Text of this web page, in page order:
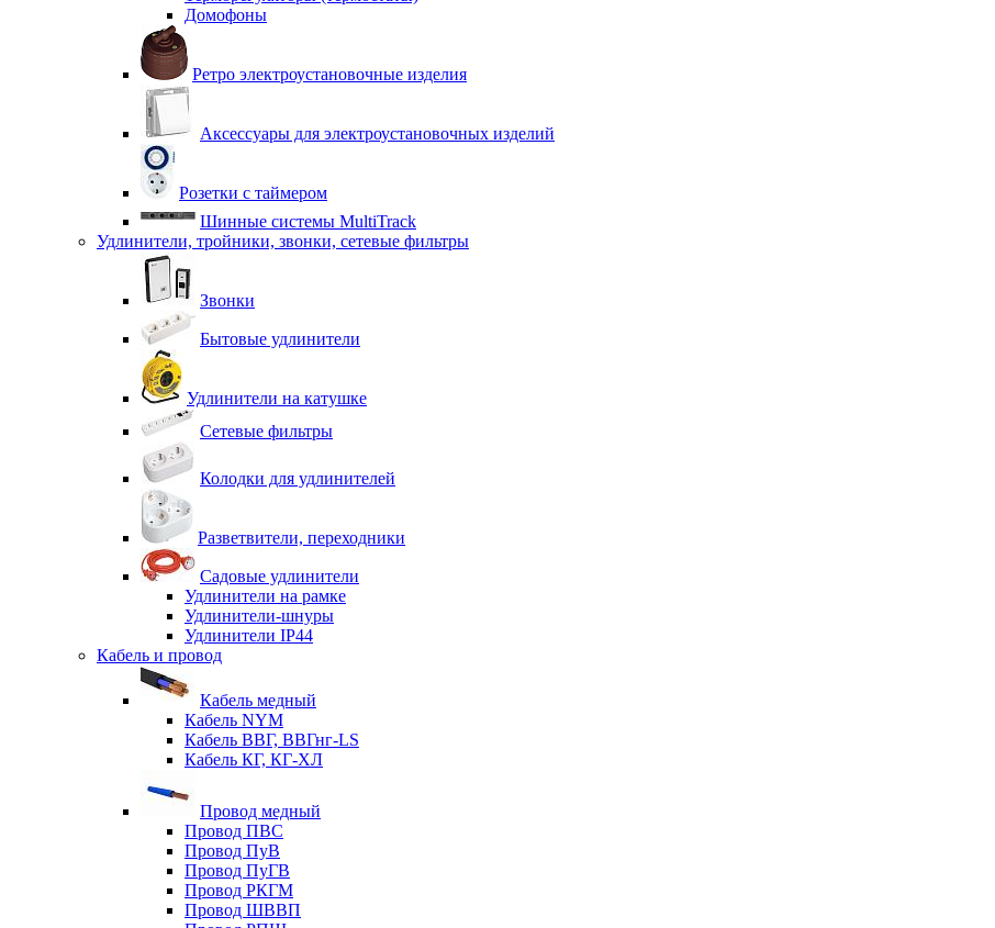
Домофоны
Ретро электроустановочные изделия
Аксессуары для электроустановочных изделий
Розетки с таймером
Шинные системы MultiTrack
Удлинители, тройники, звонки, сетевые фильтры
Звонки
Бытовые удлинители
Удлинители на катушке
Сетевые фильтры
Колодки для удлинителей
Разветвители, переходники
Садовые удлинители
Удлинители на рамке
Удлинители-шнуры
Удлинители IP44
Кабель и провод
Кабель медный
Кабель NYM
Кабель ВВГ, ВВГнг-LS
Кабель КГ, КГ-ХЛ
Провод медный
Провод ПВС
Провод ПуВ
Провод ПуГВ
Провод РКГМ
Провод ШВВП